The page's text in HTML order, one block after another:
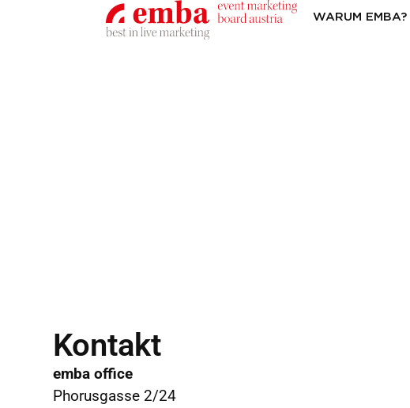
WARUM EMBA?
Kontakt
emba office
Phorusgasse 2/24